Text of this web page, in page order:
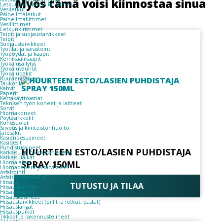
Letkut, liittimet ja kiristimet
Vesiletkut
Paineilmaletkut
Paineilmaliittimet
Vesiliittimet
Letkunkiristimet
Teipit ja suojaustarvikkeet
Teipit
Suojaustarvikkeet
Työtilat ja varastointi
Työpöydät ja kaapit
Kemikaalikaapit
Työkalusäilytys
Työkaluvaunut
Työkalupakit
Ruuvien säilytys
Taukotilat
Kahvit
Paperit
Kertakäyttöastiat
Teknisen työn koneet ja laitteet
Sorvit
Hiomakoneet
Pöytäsirkkelit
Konesuojat
Siivous ja kiinteistönhuolto
Jätesäkit
Käsienpesuaineet
Käsidesit
Puhdistusaineet
Katkaisu- ja hiomatarvikkeet
Katkaisulaikat
Hiomalaikat
Hiomapaperit ja tarvikkeet
Asfaltointi
Asfaltointityökalut
Hitsaus
Hitsauskoneet
Hitsausmaskit
Hitsauskäsineet
Hitsaustarvikkeet (pillit ja letkut, pastat)
Hitsauslangat
Hitsauspuikot
Tikkaat ja rakennustelineet
Myös tämä voisi kiinnostaa sinua
HUURTEEN ESTO/LASIEN PUHDISTAJA
SPRAY 150ML
TUTUSTU JA TILAA